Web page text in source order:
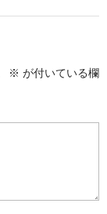
※ が付いている欄